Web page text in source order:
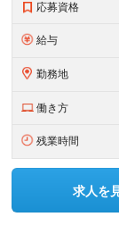
応募資格
給与
勤務地
働き方
残業時間
求人を